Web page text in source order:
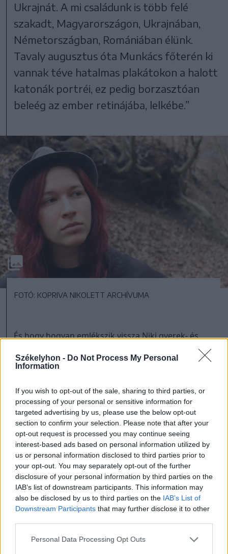
Székelyhon - Do Not Process My Personal
Information
If you wish to opt-out of the sale, sharing to third parties, or
processing of your personal or sensitive information for
targeted advertising by us, please use the below opt-out
section to confirm your selection. Please note that after your
opt-out request is processed you may continue seeing
interest-based ads based on personal information utilized by
us or personal information disclosed to third parties prior to
your opt-out. You may separately opt-out of the further
disclosure of your personal information by third parties on the
IAB’s list of downstream participants. This information may
also be disclosed by us to third parties on the IAB’s List of
Downstream Participants that may further disclose it to other
Personal Data Processing Opt Outs
Ukrajnát. A mi családunk is több felé
szakadt, Magyarországon, Ukrajnában,
Németországban, Romániában élünk.
Tavaly augusztus óta Munkács főterén ki
vannak téve hatalmas plakátokon a halott
katonák portréi, ez pedig borzasztóan
beleég az ember retinájába, lelkébe.”
FOTÓ: KOPRIVA NIKOLETT ARCHÍVUMA
És hogy hogyan emlékszik vissza Niki gyerek- és
tinédzserkora Munkácsára? „Számomra nyugodt,
boldog volt” – válaszolja. „Még csak
magyarellenességet sem éreztem. Nyilván
feszültségek voltak, nem a környezetemből
fakadtak. 2013-ban jöttem el Kárpátaljáról, a
zavargások 2014-ben kezdődtek. Amikor jött a
Covid-19, Magyarországon éltem, és másfél éven át
nem tudtam hazalátogatni. Akkor kezdtem
ténylegesen érezni az országhatár jelenlétét. Aztán
jött a háború.”
Kérdésemre, hogy a Munkácson tapasztalt
élményeket feldolgozzák-e az írásaikban, kiderül,
kitörésekor már össze volt állva a könyv anyaga,